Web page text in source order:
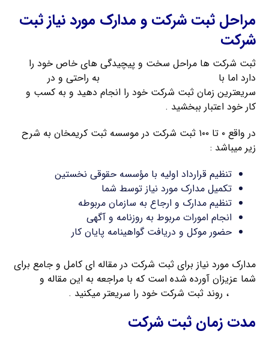
مراحل ثبت شرکت و مدارک مورد نیاز ثبت
شرکت
ثبت شرکت ها مراحل سخت و پیچیدگی های خاص خود را
دارد اما با
به راحتی و در
سریعترین زمان ثبت شرکت خود را انجام دهید و به کسب و
کار خود اعتبار ببخشید .
در واقع ۰ تا ۱۰۰ ثبت شرکت در موسسه ثبت کریمخان به شرح
زیر میباشد :
تنظیم قرارداد اولیه با مؤسسه حقوقی نخستین
تکمیل مدارک مورد نیاز توسط شما
تنظیم مدارک و ارجاع به سازمان مربوطه
انجام امورات مربوط به روزنامه و آگهی
حضور موکل و دریافت گواهینامه پایان کار
مدارک مورد نیاز برای ثبت شرکت در مقاله ای کامل و جامع برای
شما عزیزان آورده شده است که با مراجعه به این مقاله و
، روند ثبت شرکت خود را سریعتر میکنید .
مدت زمان ثبت شرکت